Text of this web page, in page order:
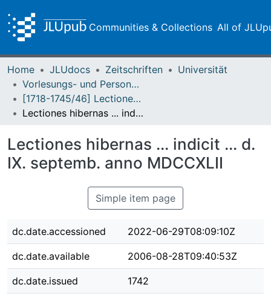
Communities & Collections All of
Home JLUdocs Zeitschriften
Universität
Vorlesungs- und Personalverzeichnis / Justus-Liebig-Universität Gießen
[1718-1745/46] Lectiones publicas et privatas / Lectiones aestivas/hibernas / Academia Ludoviciana
Lectiones hibernas ... indicit ... d. IX. septemb. anno MDCCXLII
Lectiones hibernas ... indicit ... d.
IX. septemb. anno MDCCXLII
Simple item page
dc.date.accessioned 2022-06-29T08:09:10Z
dc.date.available 2006-08-28T09:40:53Z
dc.date.issued 1742